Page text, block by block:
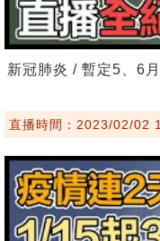
新冠肺炎 / 暫定5、6
直播時間：2023/02/02